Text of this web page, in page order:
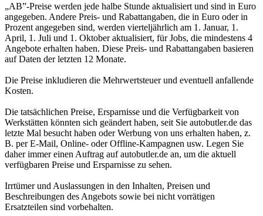
„AB”-Preise werden jede halbe Stunde aktualisiert und sind in Euro
angegeben. Andere Preis- und Rabattangaben, die in Euro oder in
Prozent angegeben sind, werden vierteljährlich am 1. Januar, 1.
April, 1. Juli und 1. Oktober aktualisiert, für Jobs, die mindestens 4
Angebote erhalten haben. Diese Preis- und Rabattangaben basieren
auf Daten der letzten 12 Monate.
Die Preise inkludieren die Mehrwertsteuer und eventuell anfallende
Kosten.
Die tatsächlichen Preise, Ersparnisse und die Verfügbarkeit von
Werkstätten könnten sich geändert haben, seit Sie autobutler.de das
letzte Mal besucht haben oder Werbung von uns erhalten haben, z.
B. per E-Mail, Online- oder Offline-Kampagnen usw. Legen Sie
daher immer einen Auftrag auf autobutler.de an, um die aktuell
verfügbaren Preise und Ersparnisse zu sehen.
Irrtümer und Auslassungen in den Inhalten, Preisen und
Beschreibungen des Angebots sowie bei nicht vorrätigen
Ersatzteilen sind vorbehalten.